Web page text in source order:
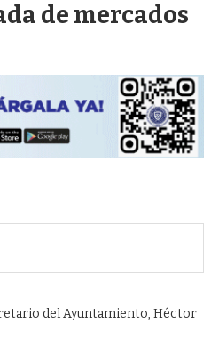
de mercados
del Ayuntamiento, Héctor